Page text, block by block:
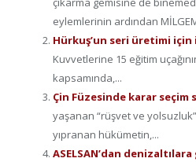
eylemlerinin ardından
Hürkuş’un seri üretimi için
Kuvvetlerine 15 eğitim
kapsamında,...
Çin Füzesinde karar seçim
yaşanan “rüşvet ve
yıpranan hükümetin,...
ASELSAN’dan